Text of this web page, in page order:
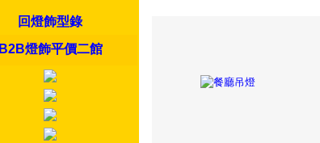
回燈飾型錄
B2B燈飾平價二館